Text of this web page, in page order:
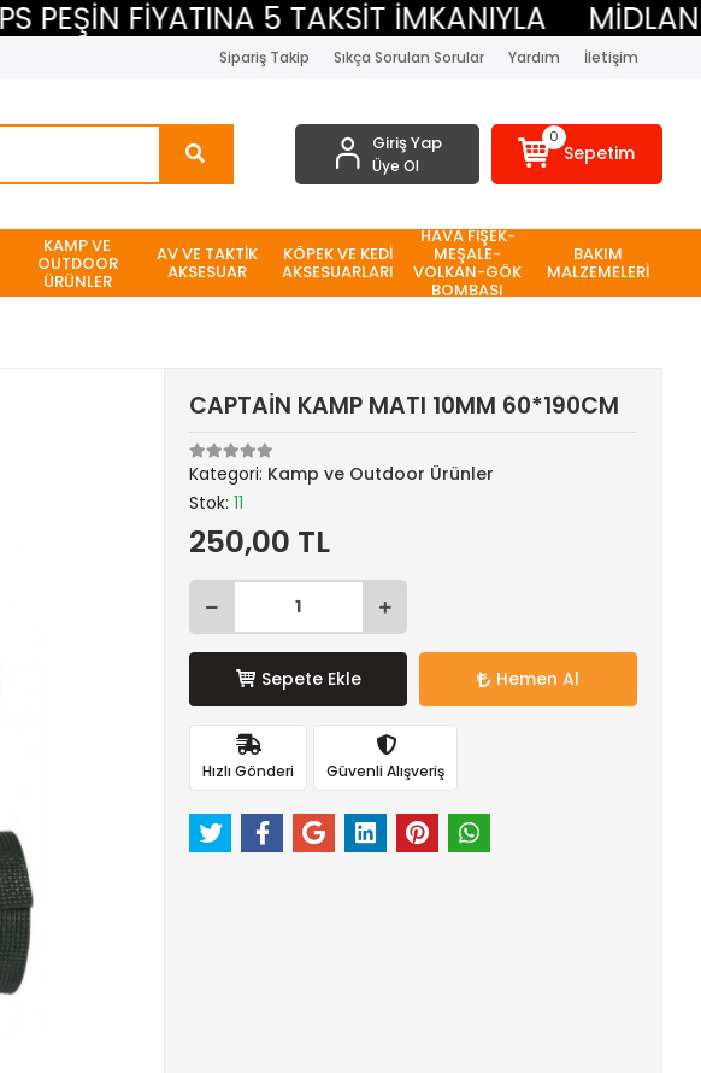
FİYATINA 5 TAKSİT İMKANIYLA MİDLAND
Sipariş Takip Sıkça Sorulan Sorular Yardım İletişim
Giriş Yap
Üye Ol
0
Sepetim
KAMP VE
OUTDOOR
ÜRÜNLER
AV VE TAKTİK
AKSESUAR
KÖPEK VE KEDİ
AKSESUARLARI
HAVA FİŞEK-
MEŞALE-
VOLKAN-GÖK
BOMBASI
BAKIM
MALZEMELERİ
CAPTAİN KAMP MATI 10MM 60*190CM
Kategori: Kamp ve Outdoor Ürünler
Stok:11
250,00 TL
Sepete Ekle Hemen Al
Hızlı Gönderi Güvenli Alışveriş